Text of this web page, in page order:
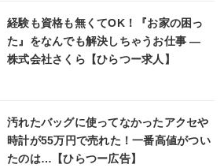
経験も資格も無くてOK！『お家の困っ
た』をなんでも解決しちゃうお仕事 ―
株式会社さくら【ひらつー求人】
汚れたバッグに使ってなかったアクセや
時計が55万円で売れた！一番高値がつい
たのは…【ひらつー広告】